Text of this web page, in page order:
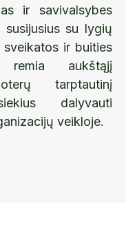
ir savivalsybes
susijusius su lygių
ir buities
remia aukštąjį
tarptautinį
dalyvauti
veikloje.